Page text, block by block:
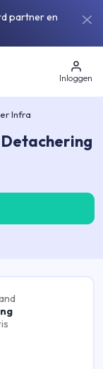
partner en
Inloggen
Infra